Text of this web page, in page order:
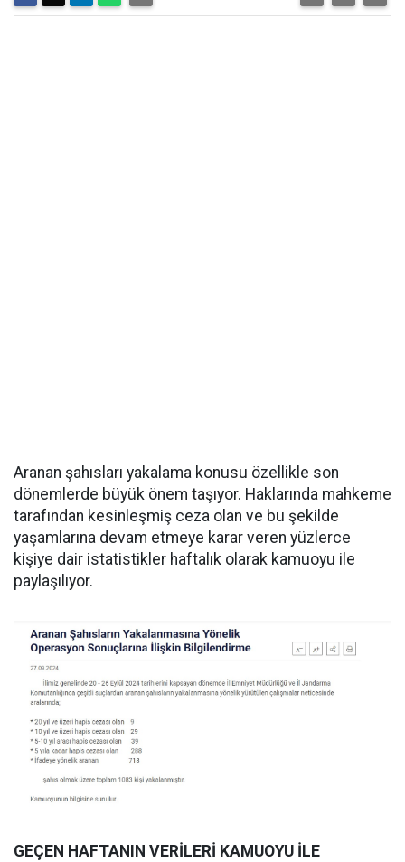
Aranan şahısları yakalama konusu özellikle son
dönemlerde büyük önem taşıyor. Haklarında mahkeme
tarafından kesinleşmiş ceza olan ve bu şekilde
yaşamlarına devam etmeye karar veren yüzlerce
kişiye dair istatistikler haftalık olarak kamuoyu ile
paylaşılıyor.
GEÇEN HAFTANIN VERİLERİ KAMUOYU İLE